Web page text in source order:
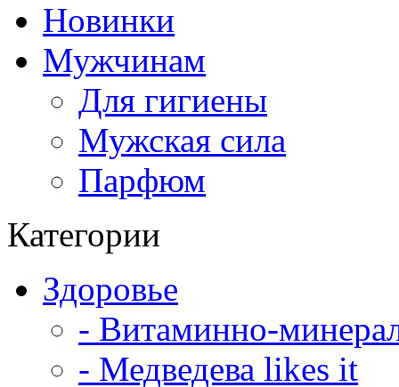
Новинки
Мужчинам
Для гигиены
Мужская сила
Парфюм
Категории
Здоровье
- Витаминно-
- Медведева likes it